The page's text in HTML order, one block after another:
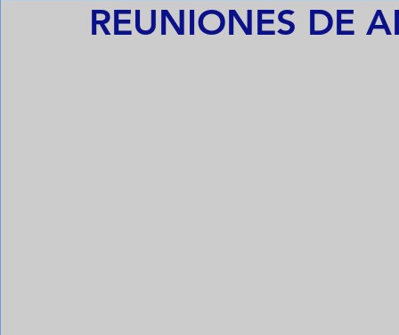
REUNIONES DE